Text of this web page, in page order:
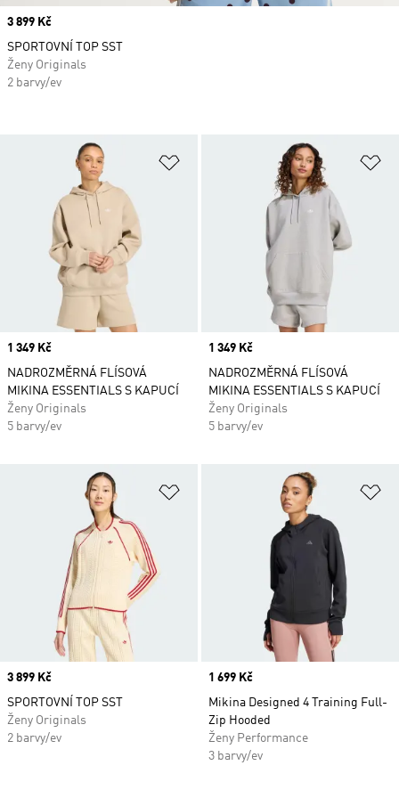
Přidat do seznamu přání
Price
1 349 Kč
NADROZMĚRNÁ FLÍSOVÁ
MIKINA ESSENTIALS S KAPUCÍ
Ženy Originals
5 barvy/ev
Price
1 349 Kč
NADROZMĚRNÁ FLÍSOVÁ
MIKINA ESSENTIALS S KAPUCÍ
Ženy Originals
5 barvy/ev
Přidat do seznamu přání
Price
3 899 Kč
SPORTOVNÍ TOP SST
Ženy Originals
2 barvy/ev
Price
1 699 Kč
Mikina Designed 4 Training Full-
Zip Hooded
Ženy Performance
3 barvy/ev
Price
3 899 Kč
SPORTOVNÍ TOP SST
Ženy Originals
2 barvy/ev